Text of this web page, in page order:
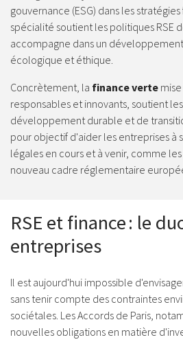
gouvernance (ESG) dans les
spécialité soutient les politiques RSE
accompagne dans un
écologique et éthique.
Concrètement, la finance verte
responsables et innovants, soutient
développement durable et de
pour objectif d'aider les entreprises à
légales en cours et à venir, comme
nouveau cadre réglementaire
RSE et finance : le
entreprises
Il est aujourd'hui impossible
sans tenir compte des contraintes
sociétales. Les Accords de Paris,
nouvelles obligations en matière